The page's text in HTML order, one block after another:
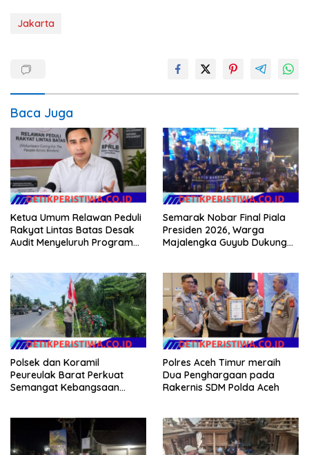
Jakarta
Baca Juga
Ketua Umum Relawan Peduli
Rakyat Lintas Batas Desak
Audit Menyeluruh Program
Kinerja Dinas Pertanian
Semarak Nobar Final Piala
Presiden 2026, Warga
Majalengka Guyub Dukung
Polsek dan Koramil
Peureulak Barat Perkuat
Semangat Kebangsaan
Polres Aceh Timur meraih
Dua Penghargaan pada
Rakernis SDM Polda Aceh